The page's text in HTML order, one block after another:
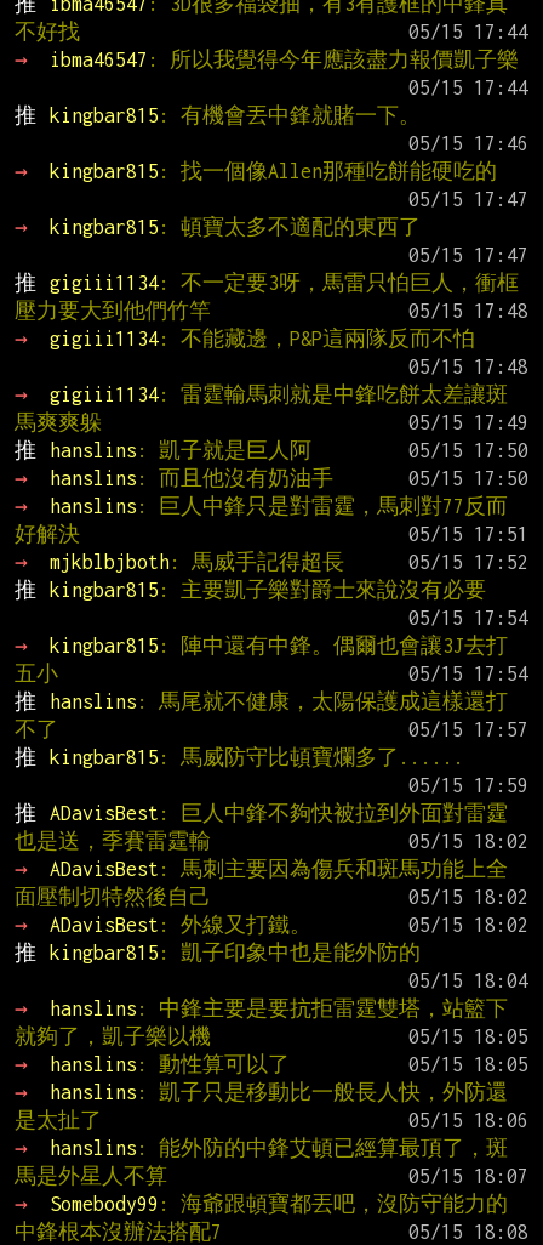
不好找
→
ibma46547 : 所以我覺得今年應該盡力報價凱子樂
推
kingbar815 : 有機會丟中鋒就賭一下。
→
kingbar815 : 找一個像Allen那種吃餅能硬吃的
→
kingbar815 : 頓寶太多不適配的東西了
推
gigiii1134: 不一定要3呀，馬雷只怕巨人，衝框
壓力要大到他們竹竿
→
gigiii1134: 不能藏邊，P&P這兩隊反而不怕
→
gigiii1134: 雷霆輸馬刺就是中鋒吃餅太差讓斑
馬爽爽躲
推
hanslins : 凱子就是巨人阿
→
hanslins : 而且他沒有奶油手
→
hanslins : 巨人中鋒只是對雷霆，馬刺對77反而
好解決
→
mjkblbjboth: 馬威手記得超長
推
kingbar815 : 主要凱子樂對爵士來說沒有必要
→
kingbar815 : 陣中還有中鋒。偶爾也會讓3J去打
五小
推
hanslins : 馬尾就不健康，太陽保護成這樣還打
不了
推
kingbar815 : 馬威防守比頓寶爛多了......
推
ADavisBest : 巨人中鋒不夠快被拉到外面對雷霆
也是送，季賽雷霆輸
→
ADavisBest : 馬刺主要因為傷兵和斑馬功能上全
面壓制切特然後自己
→
ADavisBest : 外線又打鐵。
推
kingbar815 : 凱子印象中也是能外防的
→
hanslins : 中鋒主要是要抗拒雷霆雙塔，站籃下
就夠了，凱子樂以機
→
hanslins : 動性算可以了
→
hanslins : 凱子只是移動比一般長人快，外防還
是太扯了
→
hanslins : 能外防的中鋒艾頓已經算最頂了，斑
馬是外星人不算
→
Somebody99 : 海爺跟頓寶都丟吧，沒防守能力的
中鋒根本沒辦法搭配7